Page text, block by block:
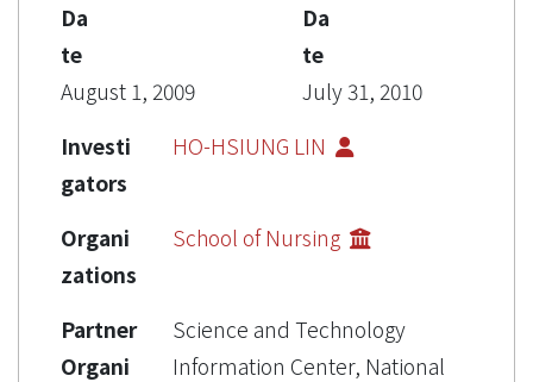
Da
te
August 1, 2009
Da
te
July 31, 2010
Investi
gators
HO-HSIUNG LIN
Organi
zations
School of Nursing
Partner
Organi
Science and Technology
Information Center, National